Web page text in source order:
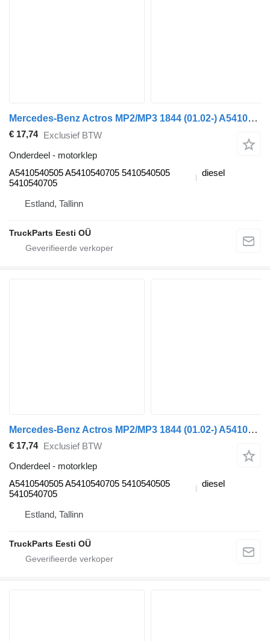
Mercedes-Benz Actros MP2/MP3 1844 (01.02-) A5410540505 motorklep voor Mercedes-Benz Actros, Axor MP1, MP2, MP3 (1996-2014) trekker
€ 17,74 Exclusief BTW
Onderdeel - motorklep
A5410540505 A5410540705 5410540505
5410540705
diesel
Estland, Tallinn
TruckParts Eesti OÜ
Mercedes-Benz Actros MP2/MP3 1844 (01.02-) A5410540505 motorklep voor Mercedes-Benz Actros, Axor MP1, MP2, MP3 (1996-2014) trekker
€ 17,74 Exclusief BTW
Onderdeel - motorklep
A5410540505 A5410540705 5410540505
5410540705
diesel
Estland, Tallinn
TruckParts Eesti OÜ